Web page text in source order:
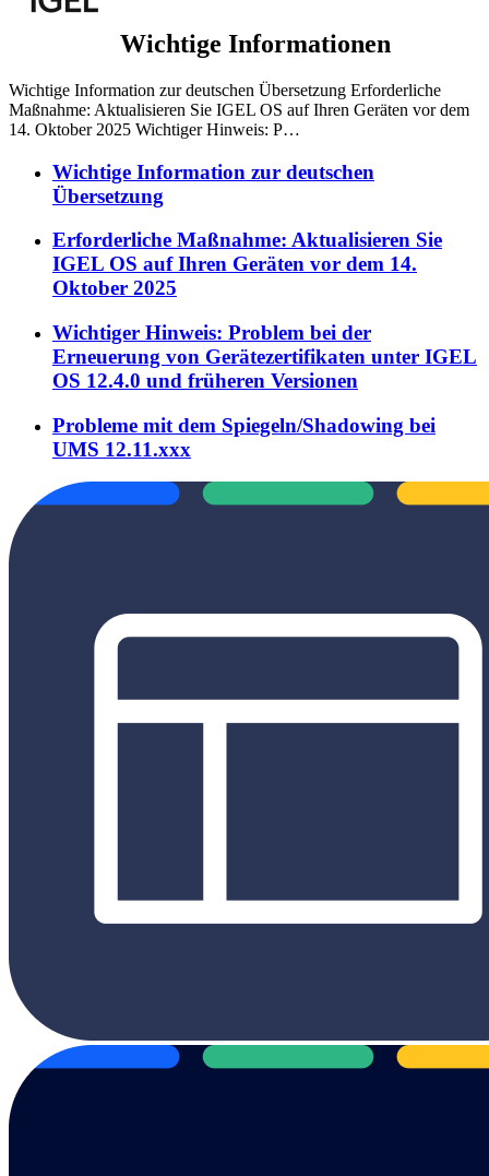
Wichtige Informationen
Wichtige Information zur deutschen Übersetzung Erforderliche
Maßnahme: Aktualisieren Sie IGEL OS auf Ihren Geräten vor dem
14. Oktober 2025 Wichtiger Hinweis: P…
Wichtige Information zur deutschen
Übersetzung
Erforderliche Maßnahme: Aktualisieren Sie
IGEL OS auf Ihren Geräten vor dem 14.
Oktober 2025
Wichtiger Hinweis: Problem bei der
Erneuerung von Gerätezertifikaten unter IGEL
OS 12.4.0 und früheren Versionen
Probleme mit dem Spiegeln/Shadowing bei
UMS 12.11.xxx